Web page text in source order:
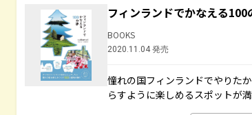
フィンランドでかなえる100
BOOKS
2020.11.04 発売
憧れの国フィンランドでやりた
らすように楽しめるスポットが満